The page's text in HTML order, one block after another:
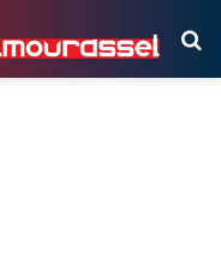
بحث
عن